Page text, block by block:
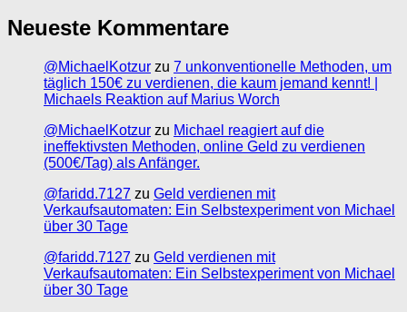
Neueste Kommentare
@MichaelKotzur zu 7 unkonventionelle Methoden, um
täglich 150€ zu verdienen, die kaum jemand kennt! |
Michaels Reaktion auf Marius Worch
@MichaelKotzur zu Michael reagiert auf die
ineffektivsten Methoden, online Geld zu verdienen
(500€/Tag) als Anfänger.
@faridd.7127 zu Geld verdienen mit
Verkaufsautomaten: Ein Selbstexperiment von Michael
über 30 Tage
@faridd.7127 zu Geld verdienen mit
Verkaufsautomaten: Ein Selbstexperiment von Michael
über 30 Tage